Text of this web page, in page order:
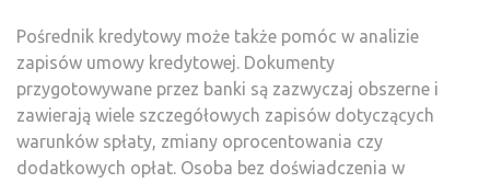
Pośrednik kredytowy może także pomóc w analizie
zapisów umowy kredytowej. Dokumenty
przygotowywane przez banki są zazwyczaj obszerne i
zawierają wiele szczegółowych zapisów dotyczących
warunków spłaty, zmiany oprocentowania czy
dodatkowych opłat. Osoba bez doświadczenia w